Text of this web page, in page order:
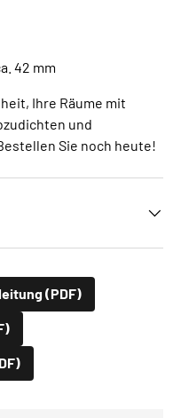
42 mm
Ihre Räume mit
und
Sie noch heute!
(PDF)